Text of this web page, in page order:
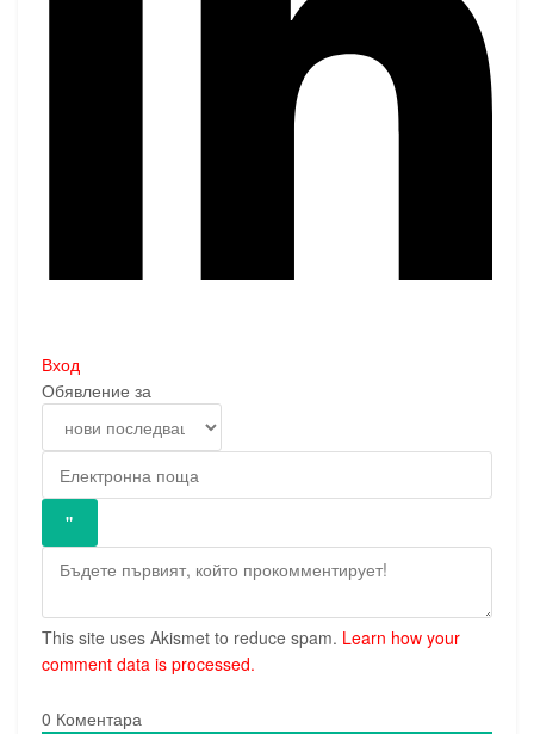
Вход
Обявление за
This site uses Akismet to reduce spam. Learn how your
comment data is processed.
0 Коментара